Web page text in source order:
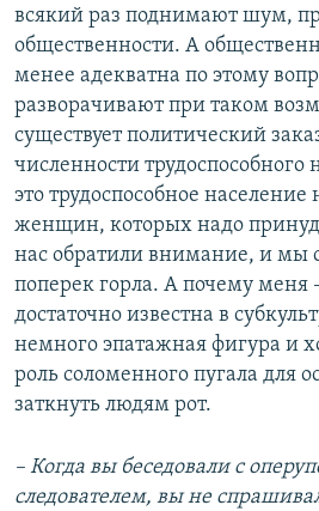
всякий раз поднимают шум,
общественности. А
менее адекватна по этому
разворачивают при таком
существует политический
численности трудоспособного
это трудоспособное население
женщин, которых надо
нас обратили внимание, и мы
поперек горла. А почему меня
достаточно известна в
немного эпатажная фигура и
роль соломенного пугала для
заткнуть людям рот.
– Когда вы беседовали с
следователем, вы не